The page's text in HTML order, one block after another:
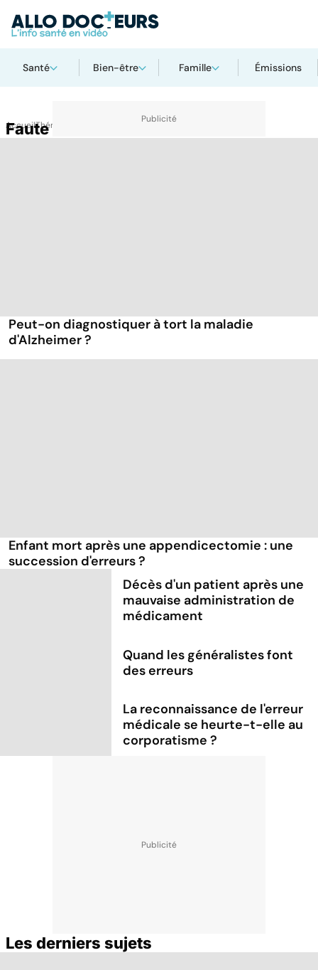
Santé Bien-être Famille Émissions
AccueilThématiques
Faute médicale
Peut-on diagnostiquer à tort la maladie
d'Alzheimer ?
Enfant mort après une appendicectomie : une
succession d'erreurs ?
Décès d'un patient après une
mauvaise administration de
médicament
Quand les généralistes font
des erreurs
La reconnaissance de l'erreur
médicale se heurte-t-elle au
corporatisme ?
Les derniers sujets